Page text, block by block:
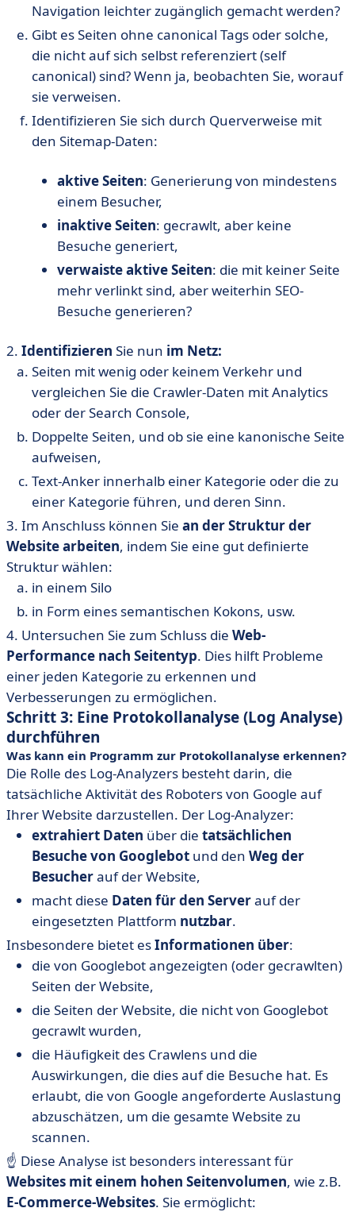
Navigation leichter zugänglich gemacht werden?
Gibt es Seiten ohne canonical Tags oder solche,
die nicht auf sich selbst referenziert (self
canonical) sind? Wenn ja, beobachten Sie, worauf
sie verweisen.
Identifizieren Sie sich durch Querverweise mit
den Sitemap-Daten:
aktive Seiten: Generierung von mindestens
einem Besucher,
inaktive Seiten: gecrawlt, aber keine
Besuche generiert,
verwaiste aktive Seiten: die mit keiner Seite
mehr verlinkt sind, aber weiterhin SEO-
Besuche generieren?
2. Identifizieren Sie nun im Netz:
Seiten mit wenig oder keinem Verkehr und
vergleichen Sie die Crawler-Daten mit Analytics
oder der Search Console,
Doppelte Seiten, und ob sie eine kanonische Seite
aufweisen,
Text-Anker innerhalb einer Kategorie oder die zu
einer Kategorie führen, und deren Sinn.
3. Im Anschluss können Sie an der Struktur der
Website arbeiten, indem Sie eine gut definierte
Struktur wählen:
in einem Silo
in Form eines semantischen Kokons, usw.
4. Untersuchen Sie zum Schluss die Web-
Performance nach Seitentyp. Dies hilft Probleme
einer jeden Kategorie zu erkennen und
Verbesserungen zu ermöglichen.
Schritt 3: Eine Protokollanalyse (Log Analyse)
durchführen
Was kann ein Programm zur Protokollanalyse erkennen?
Die Rolle des Log-Analyzers besteht darin, die
tatsächliche Aktivität des Roboters von Google auf
Ihrer Website darzustellen. Der Log-Analyzer:
extrahiert Daten über die tatsächlichen
Besuche von Googlebot und den Weg der
Besucherauf der Website,
macht diese Daten für den Serverauf der
eingesetzten Plattform nutzbar.
Insbesondere bietet esInformationen über:
die von Googlebot angezeigten (oder gecrawlten)
Seiten der Website,
die Seiten der Website, die nicht von Googlebot
gecrawlt wurden,
die Häufigkeit des Crawlens und die
Auswirkungen, die dies auf die Besuche hat. Es
erlaubt, die von Google angeforderte Auslastung
abzuschätzen, um die gesamte Website zu
scannen.
☝️ Diese Analyse ist besonders interessant für
Websites mit einem hohen Seitenvolumen, wie z.B.
E-Commerce-Websites. Sie ermöglicht: